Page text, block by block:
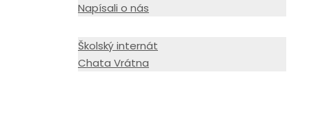
Napísali o nás
Školský internát
Chata Vrátna